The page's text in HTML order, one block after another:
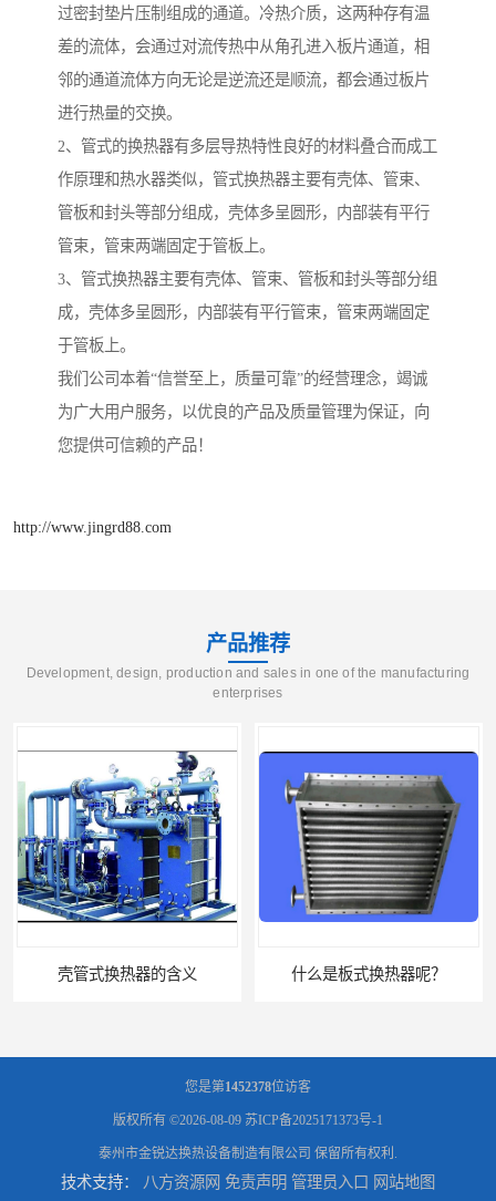
过密封垫片压制组成的通道。冷热介质，这两种存有温
差的流体，会通过对流传热中从角孔进入板片通道，相
邻的通道流体方向无论是逆流还是顺流，都会通过板片
进行热量的交换。
2、管式的换热器有多层导热特性良好的材料叠合而成工
作原理和热水器类似，管式换热器主要有壳体、管束、
管板和封头等部分组成，壳体多呈圆形，内部装有平行
管束，管束两端固定于管板上。
3、管式换热器主要有壳体、管束、管板和封头等部分组
成，壳体多呈圆形，内部装有平行管束，管束两端固定
于管板上。
我们公司本着“信誉至上，质量可靠”的经营理念，竭诚
为广大用户服务，以优良的产品及质量管理为保证，向
您提供可信赖的产品！
http://www.jingrd88.com
产品推荐
Development, design, production and sales in one of the manufacturing
enterprises
什么是板式换热器呢？
您是第1452378位访客
版权所有 ©2026-08-09 苏ICP备2025171373号-1
泰州市金锐达换热设备制造有限公司 保留所有权利.
技术支持： 八方资源网 免责声明 管理员入口 网站地图